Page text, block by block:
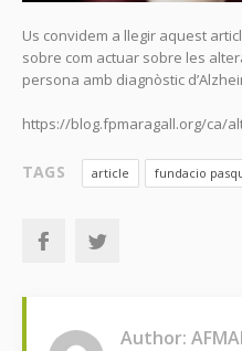
Us convidem a llegir aquest
sobre com actuar sobre les
persona amb diagnòstic
https://blog.fpmaragall.org/ca/
TAGS article fundacio
Author: